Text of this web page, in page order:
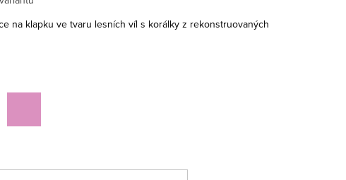
na klapku ve tvaru lesních víl s korálky z rekonstruovaných